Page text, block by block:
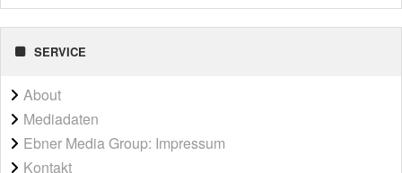
SERVICE
About
Mediadaten
Ebner Media Group: Impressum
Kontakt